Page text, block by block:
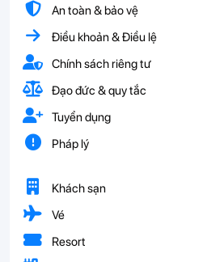
An toàn & bảo vệ
Điều khoản & Điều lệ
Chính sách riêng tư
Đạo đức & quy tắc
Tuyển dụng
Pháp lý
Khách sạn
Vé
Resort